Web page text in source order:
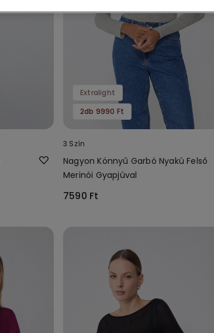
Extralight
2db 9990 Ft
3 Szín
Nagyon Könnyű Garbó Nyakú Felső
Merinói Gyapjúval
7590 Ft